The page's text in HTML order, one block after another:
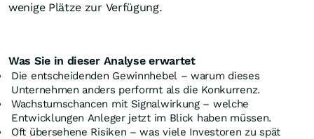
wenige Plätze zur Verfügung.
Was Sie in dieser Analyse erwartet
Die entscheidenden Gewinnhebel – warum dieses
Unternehmen anders performt als die Konkurrenz.
Wachstumschancen mit Signalwirkung – welche
Entwicklungen Anleger jetzt im Blick haben müssen.
Oft übersehene Risiken – was viele Investoren zu spät